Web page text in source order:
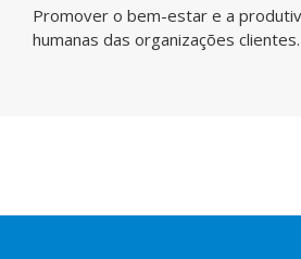
Promover o bem-estar e a
humanas das organizações clientes.